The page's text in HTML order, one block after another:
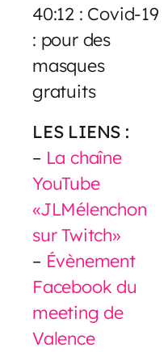
40:12 : Covid-19
: pour des
masques
gratuits
LES LIENS :
– La chaîne
YouTube
«JLMélenchon
sur Twitch»
– Évènement
Facebook du
meeting de
Valence